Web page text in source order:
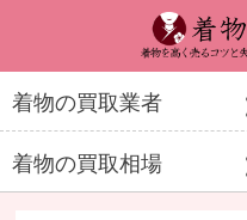
着物の買取業者
着物の買取相場